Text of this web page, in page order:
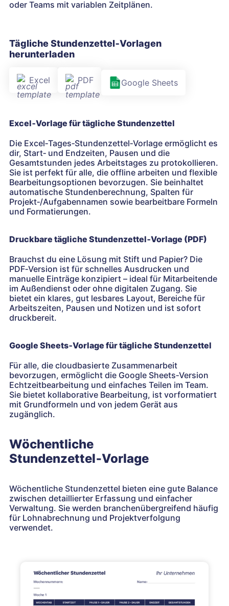
oder Teams mit variablen Zeitplänen.
Tägliche Stundenzettel‑Vorlagen
herunterladen
Excel PDF Google Sheets
Excel‑Vorlage für tägliche Stundenzettel
Die Excel‑Tages‑Stundenzettel‑Vorlage ermöglicht es
dir, Start‑ und Endzeiten, Pausen und die
Gesamtstunden jedes Arbeitstages zu protokollieren.
Sie ist perfekt für alle, die offline arbeiten und flexible
Bearbeitungsoptionen bevorzugen. Sie beinhaltet
automatische Stundenberechnung, Spalten für
Projekt‑/Aufgabennamen sowie bearbeitbare Formeln
und Formatierungen.
Druckbare tägliche Stundenzettel‑Vorlage (PDF)
Brauchst du eine Lösung mit Stift und Papier? Die
PDF‑Version ist für schnelles Ausdrucken und
manuelle Einträge konzipiert – ideal für Mitarbeitende
im Außendienst oder ohne digitalen Zugang. Sie
bietet ein klares, gut lesbares Layout, Bereiche für
Arbeitszeiten, Pausen und Notizen und ist sofort
druckbereit.
Google Sheets‑Vorlage für tägliche Stundenzettel
Für alle, die cloudbasierte Zusammenarbeit
bevorzugen, ermöglicht die Google Sheets‑Version
Echtzeitbearbeitung und einfaches Teilen im Team.
Sie bietet kollaborative Bearbeitung, ist vorformatiert
mit Grundformeln und von jedem Gerät aus
zugänglich.
Wöchentliche
Stundenzettel‑Vorlage
Wöchentliche Stundenzettel bieten eine gute Balance
zwischen detaillierter Erfassung und einfacher
Verwaltung. Sie werden branchenübergreifend häufig
für Lohnabrechnung und Projektverfolgung
verwendet.